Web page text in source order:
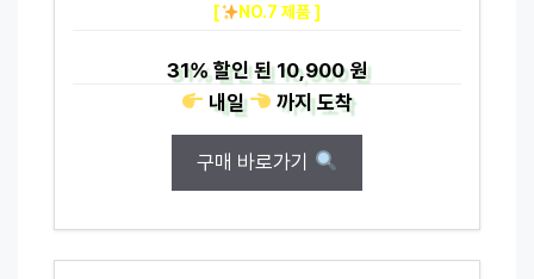
[ NO.7 제품 ]
31%할인 된10,900 원
내일
까지도착
구매 바로가기